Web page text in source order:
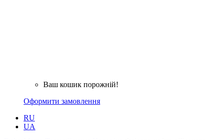
Ваш кошик порожній!
Оформити замовлення
RU
UA